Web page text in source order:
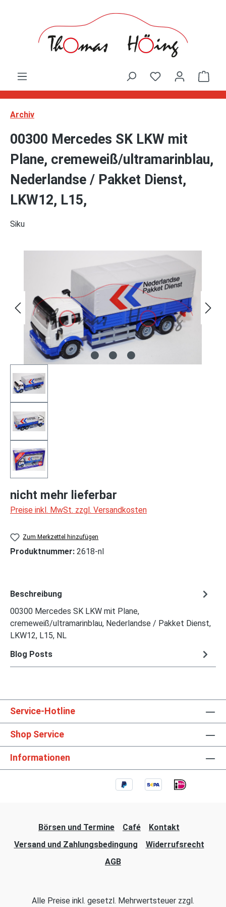
Archiv
00300 Mercedes SK LKW mit
Plane, cremeweiß/ultramarinblau,
Nederlandse / Pakket Dienst,
LKW12, L15,
Siku
nicht mehr lieferbar
Preise inkl. MwSt. zzgl. Versandkosten
Zum Merkzettel hinzufügen
Produktnummer: 2618-nl
Beschreibung
00300 Mercedes SK LKW mit Plane,
cremeweiß/ultramarinblau, Nederlandse / Pakket Dienst,
LKW12, L15, NL
Blog Posts
Service-Hotline
Shop Service
Informationen
Börsen und Termine Café
Kontakt
Versand und Zahlungsbedingung
Widerrufsrecht
AGB
Alle Preise inkl. gesetzl. Mehrwertsteuer zzgl.